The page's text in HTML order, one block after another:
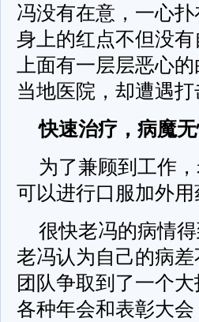
冯没有在意，一心
身上的红点不但没
上面有一层层恶心
当地医院，却遭遇
快速治疗，病魔
为了兼顾到工作
可以进行口服加外用
很快老冯的病情
老冯认为自己的病
团队争取到了一个
各种年会和表彰大